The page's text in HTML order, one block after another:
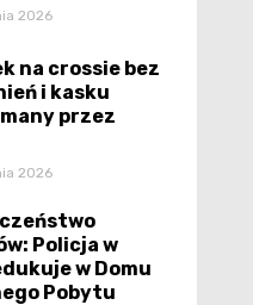
2026
na crossie bez
i kasku
przez
2026
Policja w
w Domu
Pobytu